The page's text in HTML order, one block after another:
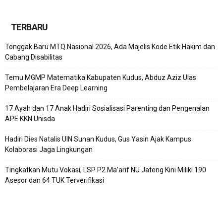
TERBARU
Tonggak Baru MTQ Nasional 2026, Ada Majelis Kode Etik Hakim dan
Cabang Disabilitas
Temu MGMP Matematika Kabupaten Kudus, Abduz Aziz Ulas
Pembelajaran Era Deep Learning
17 Ayah dan 17 Anak Hadiri Sosialisasi Parenting dan Pengenalan
APE KKN Unisda
Hadiri Dies Natalis UIN Sunan Kudus, Gus Yasin Ajak Kampus
Kolaborasi Jaga Lingkungan
Tingkatkan Mutu Vokasi, LSP P2 Ma’arif NU Jateng Kini Miliki 190
Asesor dan 64 TUK Terverifikasi